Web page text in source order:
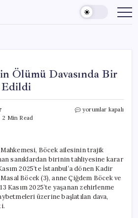
Ölümü Davasında Bir
Edildi
2 Min Read
Böcek
Sanık
Tahliye
Edildi
için
yorumlar kapalı
Mahkemesi, Böcek ailesinin trajik
sanıklardan birinin tahliyesine karar
2025’te İstanbul’a dönen Kadir
Böcek (3), anne Çiğdem Böcek ve
Kasım 2025’te yaşanan zehirlenme
üzerine başlatılan dava,